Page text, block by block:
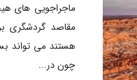
ماجراجویی های
مقاصد گردشگری
هستند می تواند
چون در...